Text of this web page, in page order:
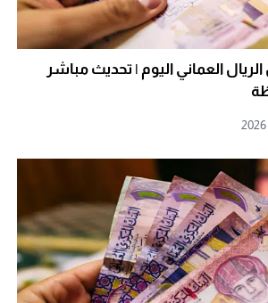
العماني اليوم | تحديث مباشر